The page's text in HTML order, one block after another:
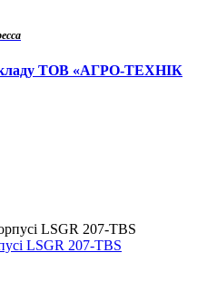
ТОВ «АГРО-ТЕХНІК
LSGR 207-TBS